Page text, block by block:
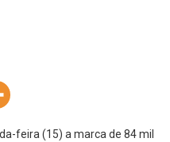
feira (15) a marca de 84 mil